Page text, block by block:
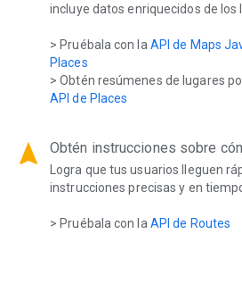
incluye datos enriquecidos de los
> Pruébala con la API de Maps
Places
> Obtén resúmenes de lugares
API de Places
navigation Obtén instrucciones sobre
Logra que tus usuarios lleguen
instrucciones precisas y en
> Pruébala con la API de Routes